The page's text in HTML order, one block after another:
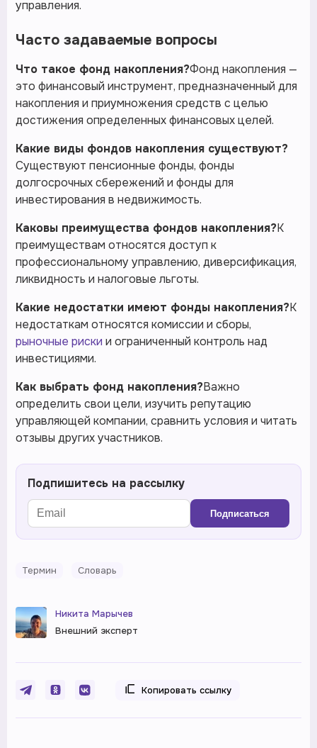
управления.
Часто задаваемые вопросы
Что такое фонд накопления?Фонд накопления —
это финансовый инструмент, предназначенный для
накопления и приумножения средств с целью
достижения определенных финансовых целей.
Какие виды фондов накопления существуют?
Существуют пенсионные фонды, фонды
долгосрочных сбережений и фонды для
инвестирования в недвижимость.
Каковы преимущества фондов накопления?К
преимуществам относятся доступ к
профессиональному управлению, диверсификация,
ликвидность и налоговые льготы.
Какие недостатки имеют фонды накопления?К
недостаткам относятся комиссии и сборы,
рыночные риски и ограниченный контроль над
инвестициями.
Как выбрать фонд накопления?Важно
определить свои цели, изучить репутацию
управляющей компании, сравнить условия и читать
отзывы других участников.
Подпишитесь на рассылку
Подписаться
Термин Словарь
Никита Марычев
Внешний эксперт
Копировать ссылку